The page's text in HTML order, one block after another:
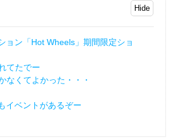
ョン「Hot Wheels」期間限定ショ
てたでー
なくてよかった・・・
イベントがあるぞー